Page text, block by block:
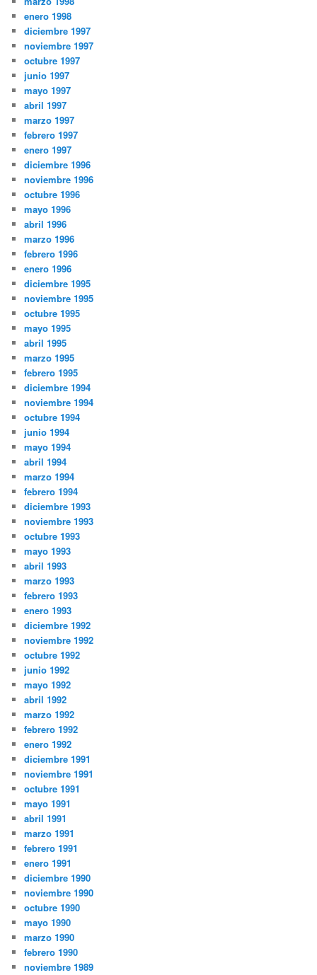
enero 1998
diciembre 1997
noviembre 1997
octubre 1997
junio 1997
mayo 1997
abril 1997
marzo 1997
febrero 1997
enero 1997
diciembre 1996
noviembre 1996
octubre 1996
mayo 1996
abril 1996
marzo 1996
febrero 1996
enero 1996
diciembre 1995
noviembre 1995
octubre 1995
mayo 1995
abril 1995
marzo 1995
febrero 1995
diciembre 1994
noviembre 1994
octubre 1994
junio 1994
mayo 1994
abril 1994
marzo 1994
febrero 1994
diciembre 1993
noviembre 1993
octubre 1993
mayo 1993
abril 1993
marzo 1993
febrero 1993
enero 1993
diciembre 1992
noviembre 1992
octubre 1992
junio 1992
mayo 1992
abril 1992
marzo 1992
febrero 1992
enero 1992
diciembre 1991
noviembre 1991
octubre 1991
mayo 1991
abril 1991
marzo 1991
febrero 1991
enero 1991
diciembre 1990
noviembre 1990
octubre 1990
mayo 1990
marzo 1990
febrero 1990
noviembre 1989